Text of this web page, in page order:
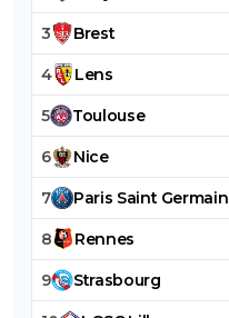
3 Brest
4 Lens
5 Toulouse
6 Nice
7 Paris Saint Germain
8 Rennes
9 Strasbourg